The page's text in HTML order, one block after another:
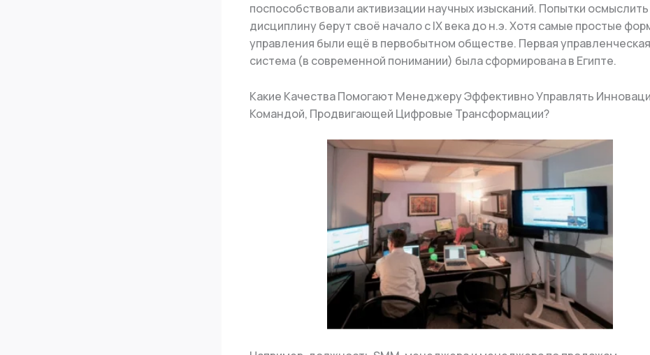
поспособствовали активизации научных изысканий. Попытки
дисциплину берут своё начало с IX века до н.э. Хотя самые простые
управления были ещё в первобытном обществе. Первая управленческая
система (в современной понимании) была сформирована в Египте.
Какие Качества Помогают Менеджеру Эффективно Управлять
Командой, Продвигающей Цифровые Трансформации?